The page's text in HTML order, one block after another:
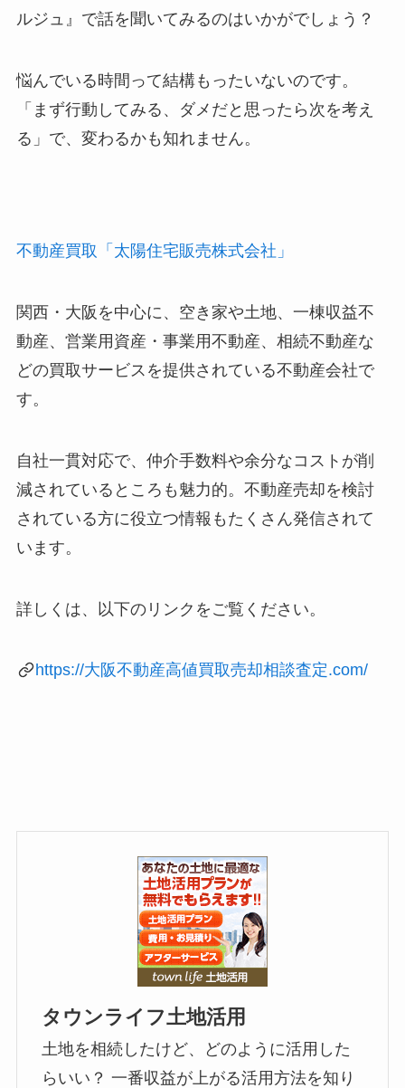
ルジュ』で話を聞いてみるのはいかがでしょう？
悩んでいる時間って結構もったいないのです。
「まず行動してみる、ダメだと思ったら次を考え
る」で、変わるかも知れません。
不動産買取「太陽住宅販売株式会社」
関西・大阪を中心に、空き家や土地、一棟収益不
動産、営業用資産・事業用不動産、相続不動産な
どの買取サービスを提供されている不動産会社で
す。
自社一貫対応で、仲介手数料や余分なコストが削
減されているところも魅力的。不動産売却を検討
されている方に役立つ情報もたくさん発信されて
います。
詳しくは、以下のリンクをご覧ください。
https://大阪不動産高値買取売却相談査定.com/
タウンライフ土地活用
土地を相続したけど、どのように活用した
らいい？ 一番収益が上がる活用方法を知り